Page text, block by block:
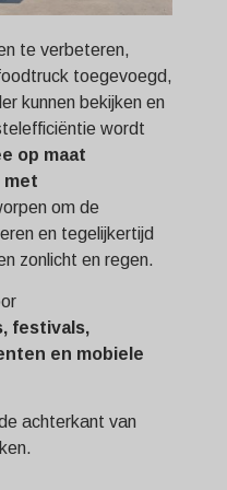
te verbeteren,
toegevoegd,
kunnen bekijken en
wordt
op maat
met
om de
en tegelijkertijd
zonlicht en regen.
festivals,
en mobiele
achterkant van